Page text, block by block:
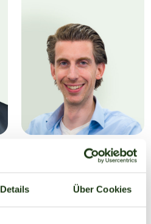
Details Über Cookies
Robert-Jan Bijl